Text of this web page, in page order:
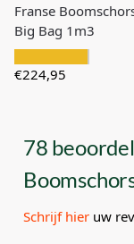
Franse
Big Bag 1m3
€224,95
78
Schrijf hier uw